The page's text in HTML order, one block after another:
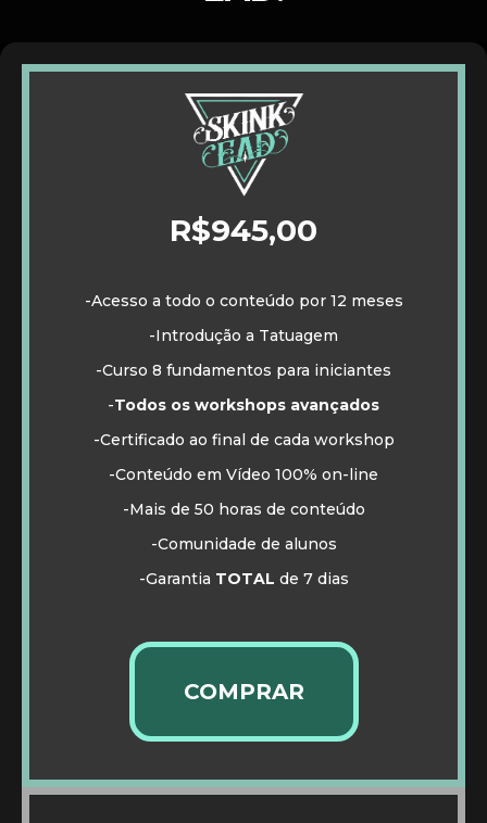
R$945,00
-Acesso a todo o conteúdo por 12 meses
-Introdução a Tatuagem
-Curso 8 fundamentos para iniciantes
-Todos os workshops avançados
-Certificado ao final de cada workshop
-Conteúdo em Vídeo 100% on-line
-Mais de 50 horas de conteúdo
-Comunidade de alunos
-Garantia TOTAL de 7 dias
COMPRAR